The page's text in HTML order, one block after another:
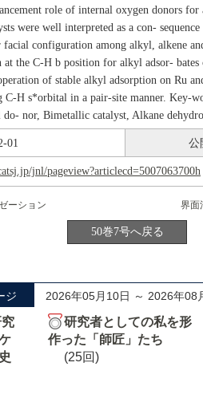
role of internal oxygen donors
were well interpreted as a con-
configuration among alkyl, alkene
at the C-H b position for alkyl adsor-
of stable alkyl adsorption on Ru
C-H s*orbital in a pair-site manner. Key-
do- nor, Bimetallic catalyst, Alkane
01 公
jnl/pageview?articlecd=5007063700h
ーション
50巻7号へ戻る
ジ 2026年05月10日 ～ 2026年08
研究者としての私を形
作った「師匠」たち
(25回)